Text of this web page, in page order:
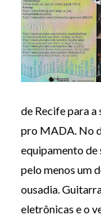
de Recife para a
pro MADA. No
equipamento de
pelo menos um
ousadia.
eletrônicas e o